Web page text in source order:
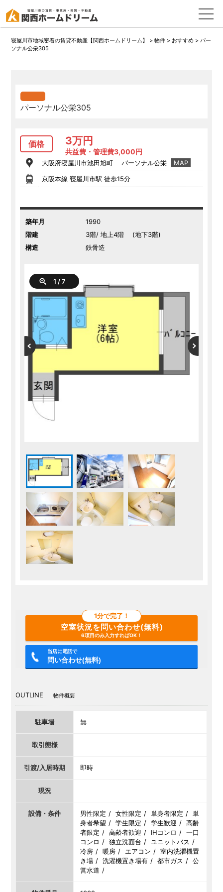
寝屋川市地域密着の賃貸不動産【関西ホームドリーム】 >物件 > おすすめ >パー
ソナル公栄305
パーソナル公栄305
価格 3万円
共益費・管理費3,000円
大阪府寝屋川市池田旭町 パーソナル公栄
MAP
京阪本線 寝屋川市駅 徒歩15分
築年月
1990
階建
3階/ 地上4階 (地下3階)
構造
鉄骨造
1 /7
1分で完了！
空室状況を問い合わせ(無料)
6項目のみ入力すればOK！
当店に電話で
問い合わせ(無料)
OUTLINE 物件概要
駐車場 無
取引態様
引渡/入居時期 即時
現況
設備・条件 男性限定 女性限定 単身者限定
単
身者希望
学生限定 学生歓迎
高齢
者限定
高齢者歓迎 IHコンロ
一口
コンロ
独立洗面台
ユニットバス
冷房
暖房 エアコン
室内洗濯機置
き場
洗濯機置き場有 都市ガス
公
営水道